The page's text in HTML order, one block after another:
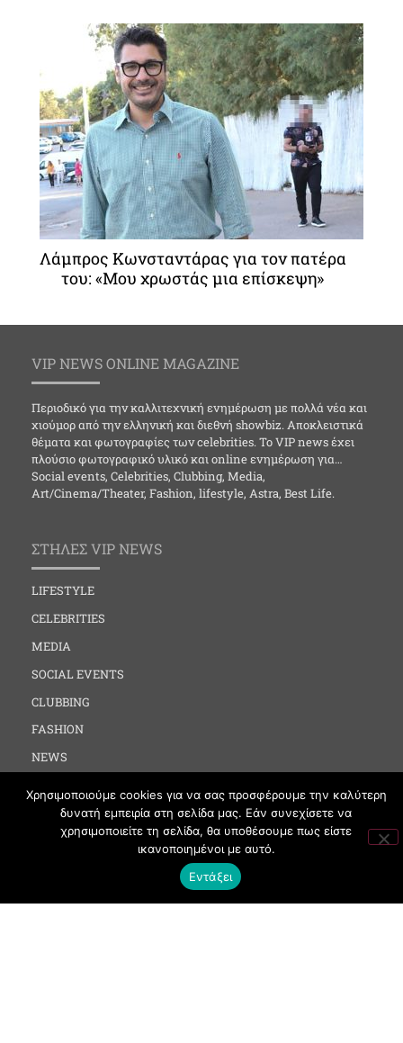
Λάμπρος Κωνσταντάρας για τον πατέρα
του: «Μου χρωστάς μια επίσκεψη»
VIP NEWS ONLINE MAGAZINE
Περιοδικό για την καλλιτεχνική ενημέρωση με πολλά νέα και
χιούμορ από την ελληνική και διεθνή showbiz. Αποκλειστικά
θέματα και φωτογραφίες των celebrities. Το VIP news έχει
πλούσιο φωτογραφικό υλικό και online ενημέρωση για…
Social events, Celebrities, Clubbing, Media,
Art/Cinema/Theater, Fashion, lifestyle, Astra, Best Life.
ΣΤΗΛΕΣ VIP NEWS
LIFESTYLE
CELEBRITIES
MEDIA
SOCIAL EVENTS
CLUBBING
FASHION
NEWS
ART
ΧΡΗΣΙΜΑ
Χρησιμοποιούμε cookies για να σας προσφέρουμε την καλύτερη
δυνατή εμπειρία στη σελίδα μας. Εάν συνεχίσετε να
χρησιμοποιείτε τη σελίδα, θα υποθέσουμε πως είστε
ικανοποιημένοι με αυτό.
Εντάξει